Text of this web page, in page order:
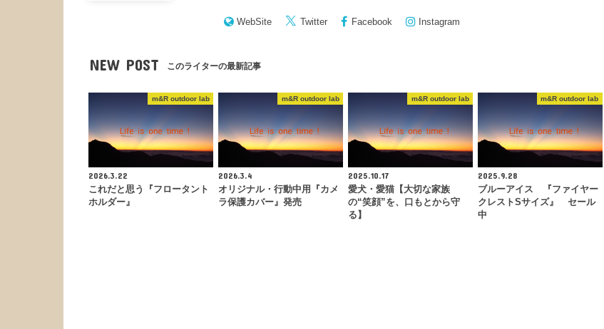
WebSite Twitter Facebook Instagram
NEW POST このライターの最新記事
m&R outdoor lab
2026.3.22
これだと思う『フロータント
ホルダー』
m&R outdoor lab
2026.3.4
オリジナル・行動中用『カメ
ラ保護カバー』発売
m&R outdoor lab
2025.10.17
愛犬・愛猫【大切な家族
の“笑顔”を、口もとから守
る】
m&R outdoor lab
2025.9.28
ブルーアイス 『ファイヤー
クレストSサイズ』 セール
中